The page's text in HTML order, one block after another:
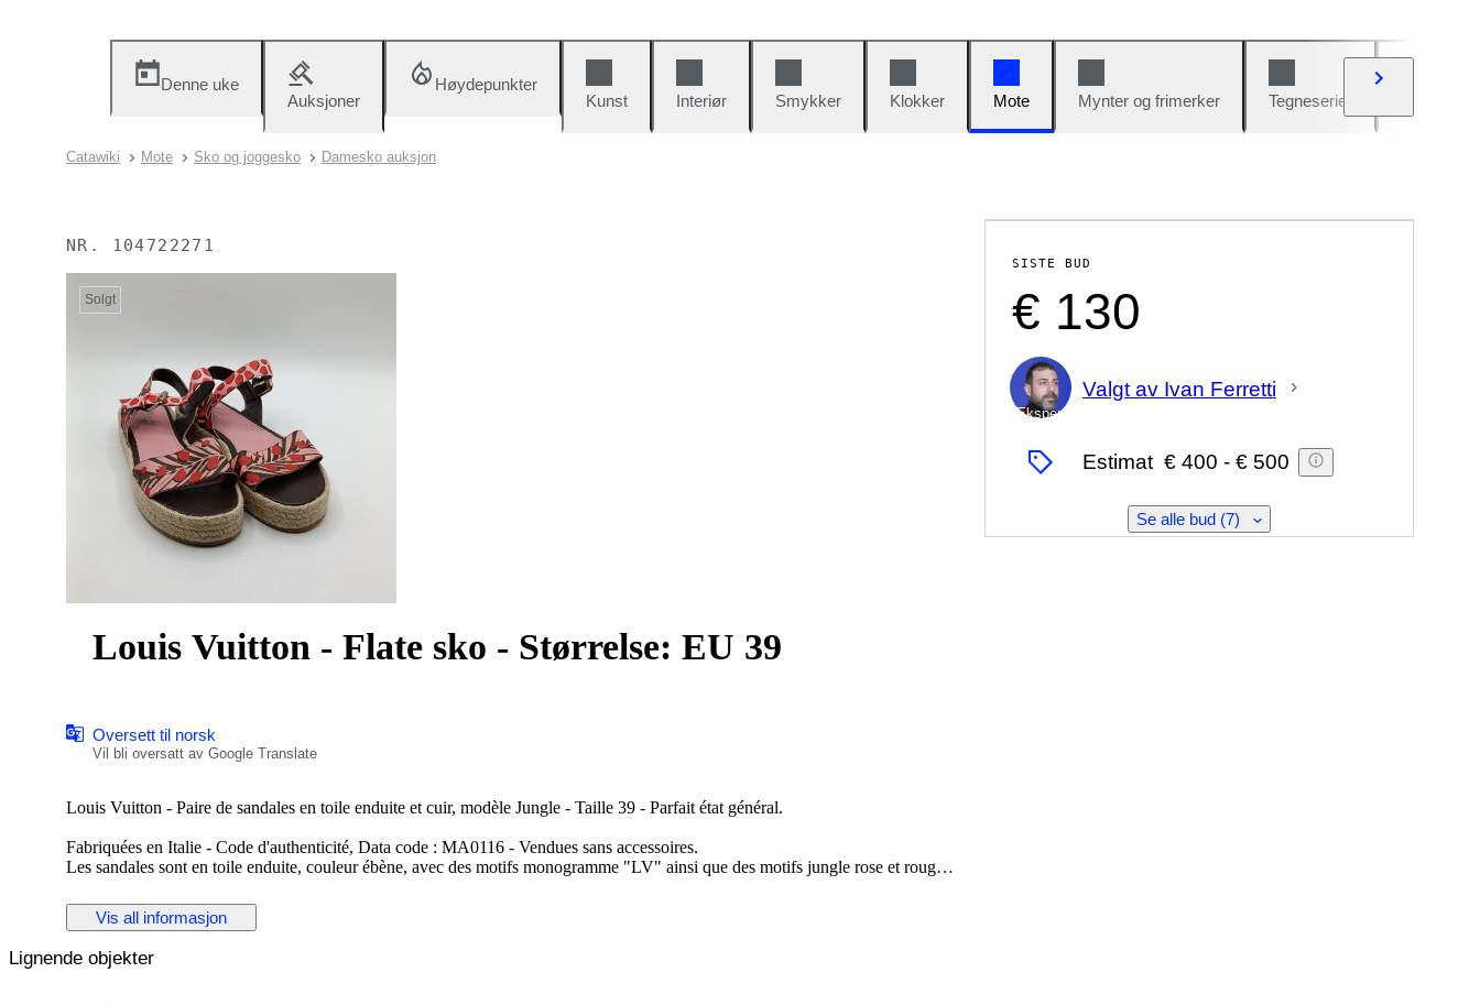
Denne uke
Auksjoner
Høydepunkter
Kunst
Interiør Smykker Klokker Mote Mynter og frimerker Tegneserier
Catawiki Mote Sko og joggesko Damesko auksjon
NR. 104722271
Solgt
Louis Vuitton - Flate sko - Størrelse: EU 39
Oversett til norsk
Vil bli oversatt av Google Translate
Louis Vuitton - Paire de sandales en toile enduite et cuir, modèle Jungle - Taille 39 - Parfait état général.
Fabriquées en Italie - Code d'authenticité, Data code : MA0116 - Vendues sans accessoires.
Les sandales sont en toile enduite, couleur ébène, avec des motifs monogramme "LV" ainsi que des motifs jungle rose et rouge -
Dimensions : Hauteur totale au talon 9,3 cm - Largeur à plat 10 cm - Longueur semelle intérieure 25,5 cm - Longueur semelle
Vis all informasjon
SISTE BUD
€ 130
Ekspert
Valgt av Ivan Ferretti
Estimat € 400 - € 500
Se alle bud (7)
Lignende objekter